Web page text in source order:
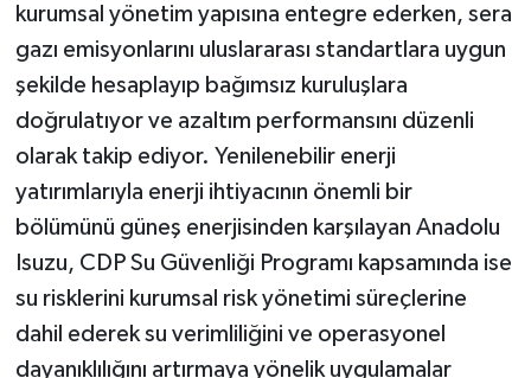
kurumsal yönetim yapısına entegre ederken, sera
gazı emisyonlarını uluslararası standartlara uygun
şekilde hesaplayıp bağımsız kuruluşlara
doğrulatıyor ve azaltım performansını düzenli
olarak takip ediyor. Yenilenebilir enerji
yatırımlarıyla enerji ihtiyacının önemli bir
bölümünü güneş enerjisinden karşılayan Anadolu
Isuzu, CDP Su Güvenliği Programı kapsamında ise
su risklerini kurumsal risk yönetimi süreçlerine
dahil ederek su verimliliğini ve operasyonel
dayanıklılığını artırmaya yönelik uygulamalar